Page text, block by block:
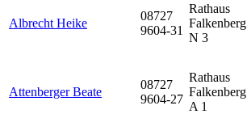
Albrecht Heike
08727
9604-31
Rathaus
Falkenberg
N 3
Attenberger Beate
08727
9604-27
Rathaus
Falkenberg
A 1